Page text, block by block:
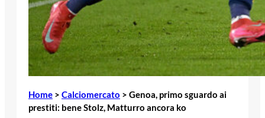
Home > Calciomercato > Genoa, primo sguardo ai
prestiti: bene Stolz, Matturro ancora ko